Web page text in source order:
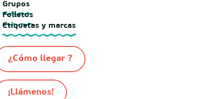
Grupos
Folletos
Etiquetas y marcas
¿Cómo llegar ?
¡Llámenos!